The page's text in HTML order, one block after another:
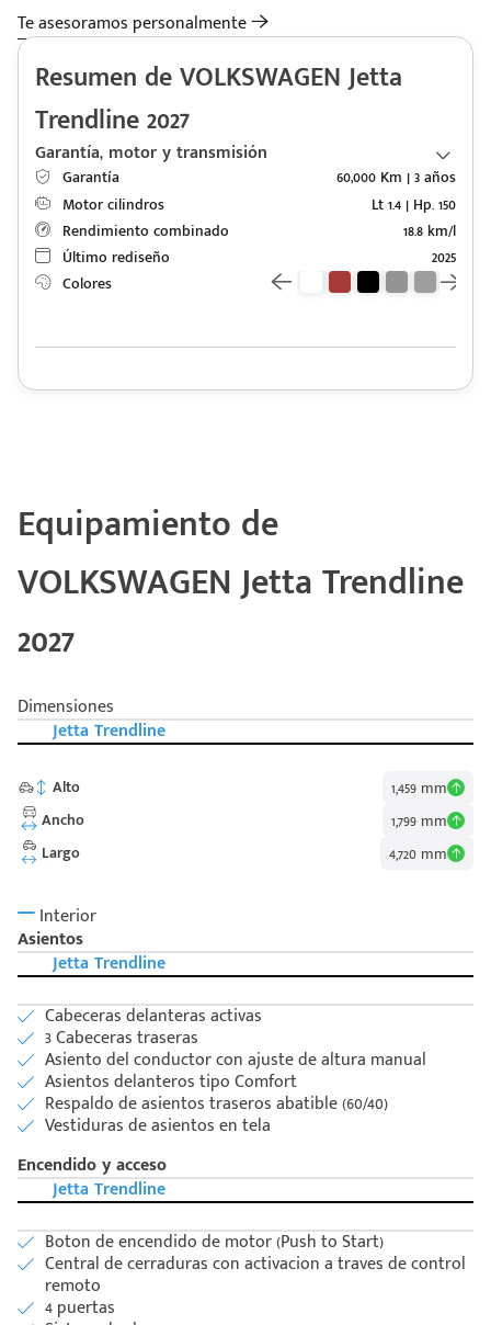
Te asesoramos personalmente
Resumen de VOLKSWAGEN Jetta
Trendline 2027
Garantía, motor y transmisión
Garantía
60,000 Km | 3 años
Motor cilindros
Lt 1.4 | Hp. 150
Rendimiento combinado
18.8 km/l
Último rediseño
2025
Colores
Equipamiento de
VOLKSWAGEN Jetta Trendline
2027
Dimensiones
Jetta Trendline
Alto
1,459 mm
Ancho
1,799 mm
Largo
4,720 mm
Interior
Asientos
Jetta Trendline
Cabeceras delanteras activas
3 Cabeceras traseras
Asiento del conductor con ajuste de altura manual
Asientos delanteros tipo Comfort
Respaldo de asientos traseros abatible (60/40)
Vestiduras de asientos en tela
Encendido y acceso
Jetta Trendline
Boton de encendido de motor (Push to Start)
Central de cerraduras con activacion a traves de control
remoto
4 puertas